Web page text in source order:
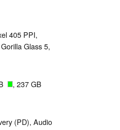
405 PPI,
Glass 5,
, 237 GB
(PD), Audio